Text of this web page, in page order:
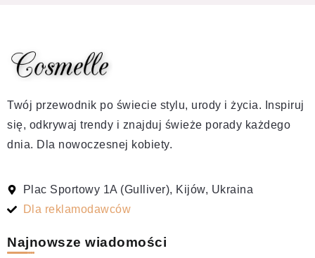
Twój przewodnik po świecie stylu, urody i życia. Inspiruj
się, odkrywaj trendy i znajduj świeże porady każdego
dnia. Dla nowoczesnej kobiety.
Plac Sportowy 1A (Gulliver), Kijów, Ukraina
Dla reklamodawców
Najnowsze wiadomości